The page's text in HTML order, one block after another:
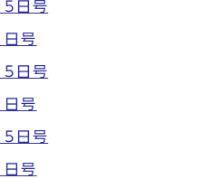
日号
号
日号
号
日号
号